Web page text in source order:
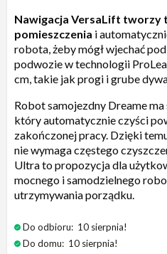
Nawigacja VersaLift tworzy
pomieszczenia i
robota, żeby mógł wjechać
podwozie w technologii
cm, takie jak progi i grube
Robot samojezdny Dreame
który automatycznie czyści
zakończonej pracy. Dzięki
nie wymaga częstego
Ultra to propozycja dla
mocnego i samodzielnego
utrzymywania porządku.
Do odbioru: 10 sierpnia!
Do domu: 10 sierpnia!